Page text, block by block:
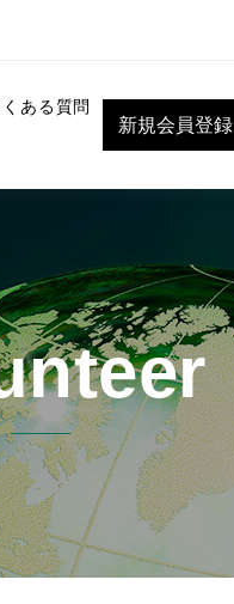
新規会員登録
くある質問